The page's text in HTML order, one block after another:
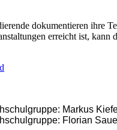
dokumentieren ihre
erreicht ist,
Markus
Florian